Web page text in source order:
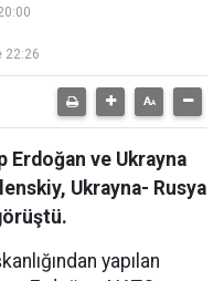
22:26
Erdoğan ve Ukrayna
Ukrayna- Rusya
yapılan